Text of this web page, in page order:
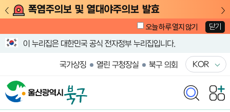
폭염주의보 및 열대야주의보 발효
오늘 하루 열지 않기 닫기
이 누리집은 대한민국 공식 전자정부 누리집입니다.
국가상징 열린 구청장실 북구 의회 KOR